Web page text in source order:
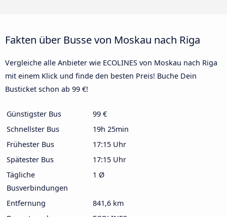
Fakten über Busse von Moskau nach Riga
Vergleiche alle Anbieter wie ECOLINES von Moskau nach Riga
mit einem Klick und finde den besten Preis! Buche Dein
Busticket schon ab 99 €!
Günstigster Bus
99 €
Schnellster Bus
19h 25min
Frühester Bus
17:15 Uhr
Spätester Bus
17:15 Uhr
Tägliche
Busverbindungen
1 Ø
Entfernung
841,6 km